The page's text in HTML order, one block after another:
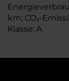
km; CO₂-
Klasse: A